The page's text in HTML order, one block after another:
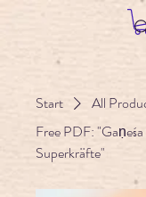
Start
All
Free PDF:
Superkräfte"